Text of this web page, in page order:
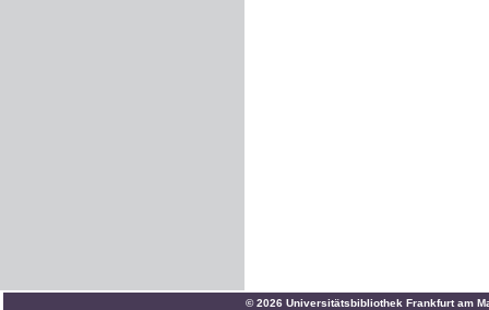
© 2026 Universitätsbibliothek Frankfurt am